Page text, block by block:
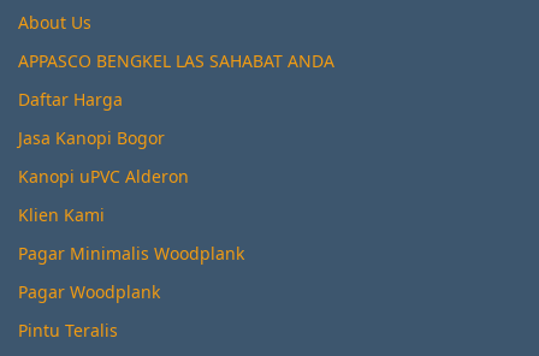
About Us
APPASCO BENGKEL LAS SAHABAT ANDA
Daftar Harga
Jasa Kanopi Bogor
Kanopi uPVC Alderon
Klien Kami
Pagar Minimalis Woodplank
Pagar Woodplank
Pintu Teralis